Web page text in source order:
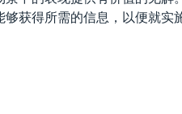
获得所需的信息，以便就实